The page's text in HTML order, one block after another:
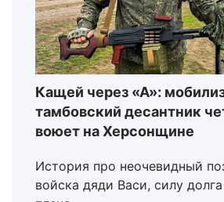
Кащей через «А»:
тамбовский десантник
воюет на Херсонщине
История про неочевидный
войска дяди Васи, силу